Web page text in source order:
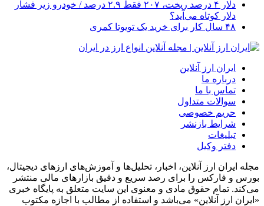
دلار ۴ درصد ریخت، ۲۰۷ فقط ۲.۹ درصد / خودرو زیر فشار
دلار کوتاه می‌آید؟
۴۸ سال کار برای خرید یک تویوتا کمری
ایران ارز آنلاین
درباره ما
تماس با ما
سوالات متداول
حریم خصوصی
شرایط بازنشر
تبلیغات
دفتر وکیل
مجله ایران ارز آنلاین، اخبار، تحلیل‌ها و آموزش‌های ارزهای دیجیتال،
بورس و فارکس را برای رصد سریع و دقیق بازارهای مالی منتشر
می‌کند. تمام حقوق مادی و معنوی این سایت متعلق به پایگاه خبری
«ایران ارز آنلاین» می‌باشد و استفاده از مطالب با اجازه مکتوب